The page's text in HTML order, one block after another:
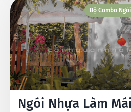
Bộ Combo
Ngói Nhựa Làm